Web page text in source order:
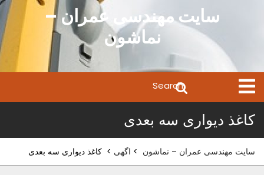
سایت مهندسی عمران –
نماشون
Open
Menu
for:
کاغذ دیواری سه بعدی
سایت مهندسی عمران – نماشون > اگهی > کاغذ دیواری سه بعدی